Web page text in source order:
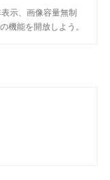
示、画像容量無制
機能を開放しよう。